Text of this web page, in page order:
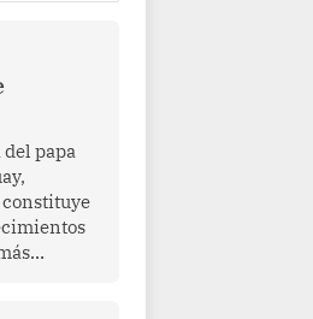
papa